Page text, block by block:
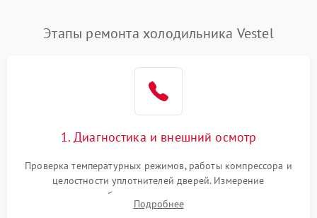
Этапы ремонта холодильника Vestel
1. Диагностика и внешний осмотр
Проверка температурных режимов, работы компрессора и
целостности уплотнителей дверей. Измерение
сопротивления обмоток мотора, проверка термостата и
считывание кодов ошибок с электронного дисплея.
Подробнее